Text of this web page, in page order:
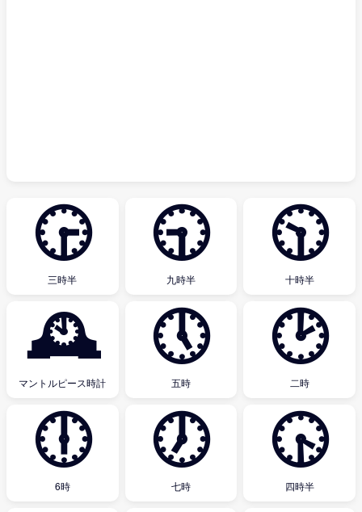
🕞
三時半
🕤
九時半
🕥
十時半
🕰
マントルピース時計
🕔
五時
🕑
二時
🕕
6時
🕖
七時
🕟
四時半